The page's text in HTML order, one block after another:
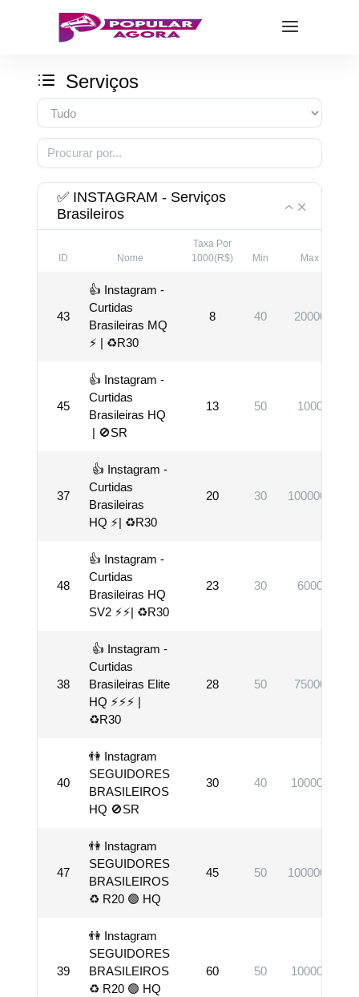
Serviços
✅ INSTAGRAM - Serviços
Brasileiros
ID Nome
Taxa Por
1000(R$)
Min Max
43
👍 Instagram -
Curtidas
Brasileiras MQ
⚡️ | ♻️R30
8 40 20000
45
👍 Instagram -
Curtidas
Brasileiras HQ
| 🚫SR
13 50 1000
37
👍 Instagram -
Curtidas
Brasileiras
HQ ⚡️| ♻️R30
20 30 1000000
48
👍 Instagram -
Curtidas
Brasileiras HQ
SV2 ⚡️⚡️| ♻️R30
23 30 6000
38
👍 Instagram -
Curtidas
Brasileiras Elite
HQ ⚡️⚡️⚡️ |
♻️R30
28 50 75000
40
👫 Instagram
SEGUIDORES
BRASILEIROS
HQ 🚫SR
30 40 100000
47
👫 Instagram
SEGUIDORES
BRASILEIROS
♻ R20 🟢 HQ
45 50 1000000
39
👫 Instagram
SEGUIDORES
BRASILEIROS
♻ R20 🟢 HQ
60 50 100000